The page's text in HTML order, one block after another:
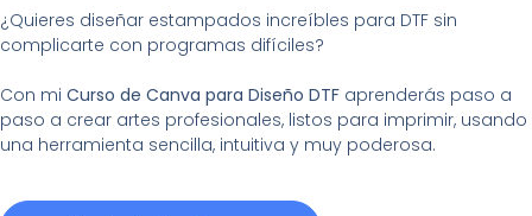
¿Quieres diseñar estampados increíbles para DTF sin
complicarte con programas difíciles?
Con mi Curso de Canva para Diseño DTF aprenderás paso a
paso a crear artes profesionales, listos para imprimir, usando
una herramienta sencilla, intuitiva y muy poderosa.